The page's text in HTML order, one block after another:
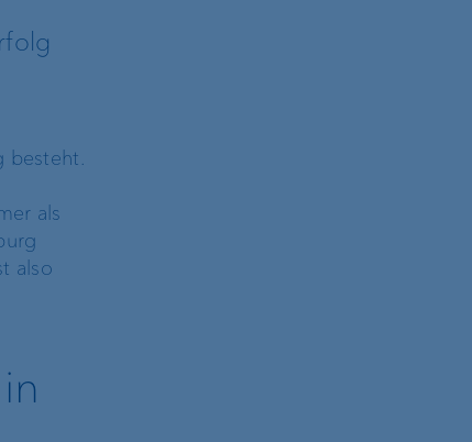
besteht.
als
also